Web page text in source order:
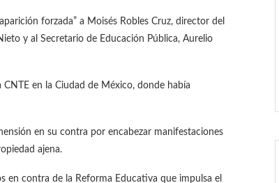
forzada” a Moisés Robles Cruz, director del
y al Secretario de Educación Pública, Aurelio
en la Ciudad de México, donde había
en su contra por encabezar manifestaciones
ajena.
en contra de la Reforma Educativa que impulsa el